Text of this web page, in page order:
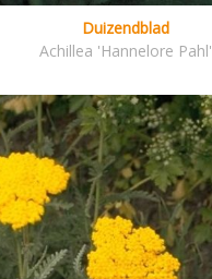
Duizendblad
Achillea 'Hannelore Pahl'